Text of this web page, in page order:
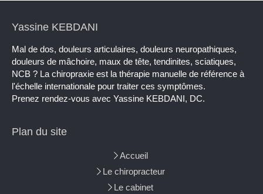
Yassine KEBDANI
Mal de dos, douleurs articulaires, douleurs neuropathiques,
douleurs de mâchoire, maux de tête, tendinites, sciatiques,
NCB ? La chiropraxie est la thérapie manuelle de référence à
l'échelle internationale pour traiter ces symptômes.
Prenez rendez-vous avec Yassine KEBDANI, DC.
Plan du site
Accueil
Le chiropracteur
Le cabinet